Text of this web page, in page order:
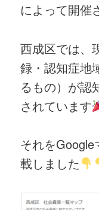
によって開催
西成区では、
録・認知症地
るもの）が認
されています
それを
載しました